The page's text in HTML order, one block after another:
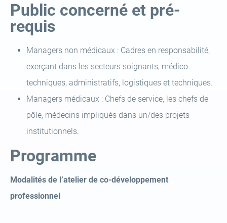
Public concerné et pré-
requis
Managers non médicaux : Cadres en responsabilité,
exerçant dans les secteurs soignants, médico-
techniques, administratifs, logistiques et techniques.
Managers médicaux : Chefs de service, les chefs de
pôle, médecins impliqués dans un/des projets
institutionnels.
Programme
Modalités de l’atelier de co-développement
professionnel